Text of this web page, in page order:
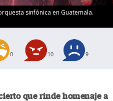
sinfónica en Guatemala.
8 10 9
que rinde homenaje a